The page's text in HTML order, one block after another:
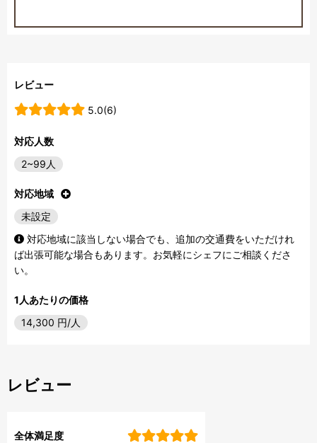
レビュー
5.0(6)
対応人数
2~99人
対応地域
未設定
対応地域に該当しない場合でも、追加の交通費をいただけれ
ば出張可能な場合もあります。お気軽にシェフにご相談くださ
い。
1人あたりの価格
14,300 円/人
レビュー
全体満足度